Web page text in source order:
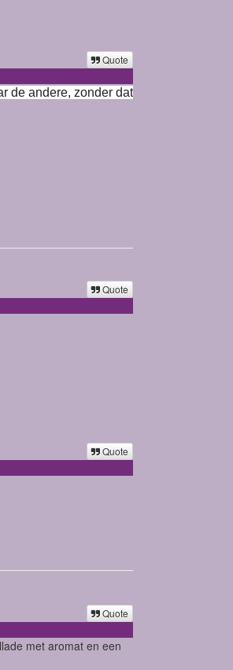
Quote
de andere, zonder dat
Quote
Quote
Quote
met aromat en een